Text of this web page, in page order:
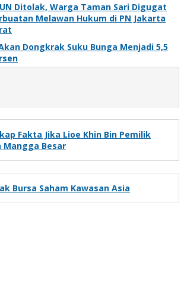
Ditolak, Warga Taman Sari Digugat
Melawan Hukum di PN Jakarta
Dongkrak Suku Bunga Menjadi 5,5
Fakta Jika Lioe Khin Bin Pemilik
Mangga Besar
Bursa Saham Kawasan Asia